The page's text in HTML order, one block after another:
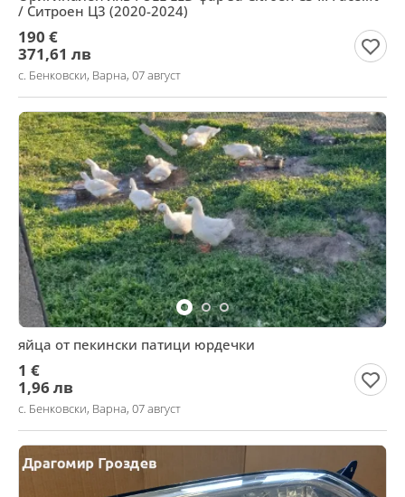
/ Ситроен Ц3 (2020-2024)
190 €
371,61 лв
с. Бенковски, Варна, 07 август
яйца от пекински патици юрдечки
1 €
1,96 лв
с. Бенковски, Варна, 07 август